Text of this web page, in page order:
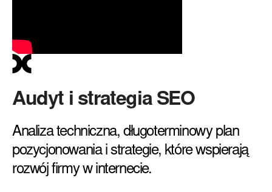
Audyt i strategia SEO
Analiza techniczna, długoterminowy plan
pozycjonowania i strategie, które wspierają
rozwój firmy w internecie.